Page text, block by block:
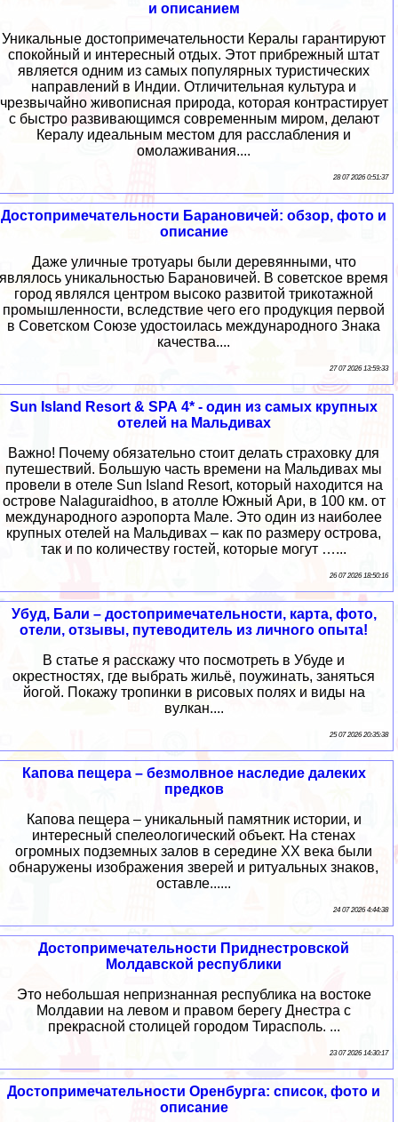
и описанием
Уникальные достопримечательности Кералы гарантируют
спокойный и интересный отдых. Этот прибрежный штат
является одним из самых популярных туристических
направлений в Индии. Отличительная культура и
чрезвычайно живописная природа, которая контрастирует
с быстро развивающимся современным миром, делают
Кералу идеальным местом для расслабления и
омолаживания....
28 07 2026 0:51:37
Достопримечательности Барановичей: обзор, фото и
описание
Даже уличные тротуары были деревянными, что
являлось уникальностью Барановичей. В советское время
город являлся центром высоко развитой трикотажной
промышленности, вследствие чего его продукция первой
в Советском Союзе удостоилась международного Знака
качества....
27 07 2026 13:59:33
Sun Island Resort & SPA 4* - один из самых крупных
отелей на Мальдивах
Важно! Почему обязательно стоит делать страховку для
путешествий. Большую часть времени на Мальдивах мы
провели в отеле Sun Island Resort, который находится на
острове Nalaguraidhoo, в атолле Южный Ари, в 100 км. от
международного аэропорта Мале. Это один из наиболее
крупных отелей на Мальдивах – как по размеру острова,
так и по количеству гостей, которые могут …...
26 07 2026 18:50:16
Убуд, Бали – достопримечательности, карта, фото,
отели, отзывы, путеводитель из личного опыта!
В статье я расскажу что посмотреть в Убуде и
окрестностях, где выбрать жильё, поужинать, заняться
йогой. Покажу тропинки в рисовых полях и виды на
вулкан....
25 07 2026 20:35:38
Капова пещера – безмолвное наследие далеких
предков
Капова пещера – уникальный памятник истории, и
интересный спелеологический объект. На стенах
огромных подземных залов в середине XX века были
обнаружены изображения зверей и ритуальных знаков,
оставле......
24 07 2026 4:44:38
Достопримечательности Приднестровской
Молдавской республики
Это небольшая непризнанная республика на востоке
Молдавии на левом и правом берегу Днестра с
прекрасной столицей городом Тирасполь. ...
23 07 2026 14:30:17
Достопримечательности Оренбурга: список, фото и
описание